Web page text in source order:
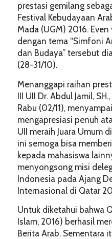
prestasi gemilang
Festival Kebudayaan
Mada (UGM) 2016.
dengan tema “Simfoni
dan Budaya” tersebut
(28-31/10).
Menanggapi raihan
III UII Dr. Abdul Jamil,
Rabu (02/11),
mengapresiasi penuh
UII meraih Juara Umum
ini semoga bisa
kepada mahasiswa
menyongsong misi
Indonesia pada Ajang
Internasional di Qatar
Untuk diketahui bahwa
Islam, 2016) berhasil
Berita Arab. Sementara